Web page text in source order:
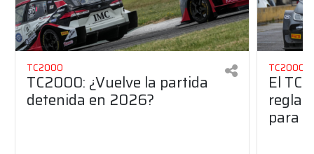
TC2000
TC2000: ¿Vuelve la partida
detenida en 2026?
TC2000
El
para